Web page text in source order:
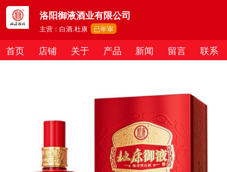
洛阳御液酒业有限公司
主营：白酒.杜康 已年审
首页 店铺 关于 产品 新闻 留言 联系